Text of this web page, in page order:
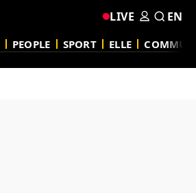
PEOPLE SPORT ELLE
LIVE EN